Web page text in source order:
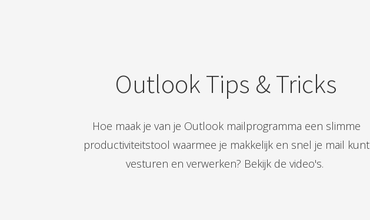
Outlook Tips & Tricks
Hoe maak je van je Outlook mailprogramma een slimme
productiviteitstool waarmee je makkelijk en snel je mail kunt
vesturen en verwerken? Bekijk de video's.